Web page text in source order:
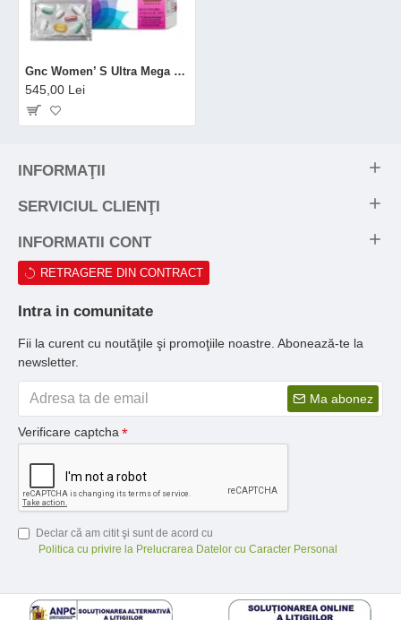
Gnc Women’ S Ultra Mega Vitapak Program, Complex De Multivitamine Pentru Femei, 30 Pachetele
545,00 Lei
INFORMAŢII
SERVICIUL CLIENŢI
INFORMATII CONT
RETRAGERE DIN CONTRACT
Intra in comunitate
Fii la curent cu noutăţile şi promoţiile noastre. Abonează-te la
newsletter.
Ma abonez
Verificare captcha
Declar că am citit şi sunt de acord cu
Politica cu privire la Prelucrarea Datelor cu Caracter Personal